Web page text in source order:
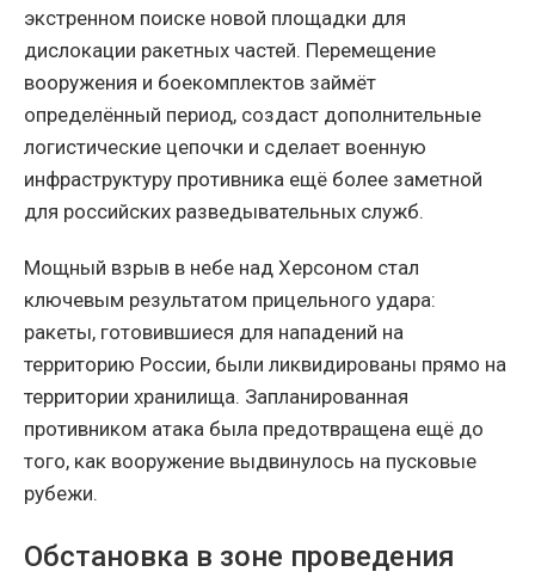
экстренном поиске новой площадки для
дислокации ракетных частей. Перемещение
вооружения и боекомплектов займёт
определённый период, создаст дополнительные
логистические цепочки и сделает военную
инфраструктуру противника ещё более заметной
для российских разведывательных служб.
Мощный взрыв в небе над Херсоном стал
ключевым результатом прицельного удара:
ракеты, готовившиеся для нападений на
территорию России, были ликвидированы прямо на
территории хранилища. Запланированная
противником атака была предотвращена ещё до
того, как вооружение выдвинулось на пусковые
рубежи.
Обстановка в зоне проведения